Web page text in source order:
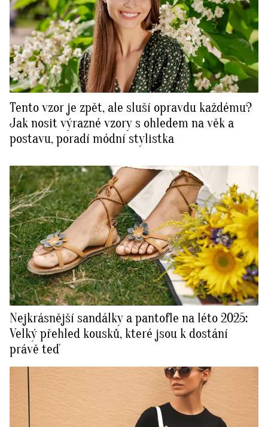
Tento vzor je zpět, ale sluší opravdu každému?
Jak nosit výrazné vzory s ohledem na věk a
postavu, poradí módní stylistka
Nejkrásnější sandálky a pantofle na léto 2025:
Velký přehled kousků, které jsou k dostání
právě teď